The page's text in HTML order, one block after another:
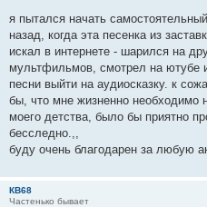
я пытался начать
назад, когда эта песенка из
искал в интернете - шарился на
мультфильмов, смотрел на ютубе
песни выйти на аудиосказку. к
бы, что мне жизненно необходимо
моего детства, было бы приятно
бесследно.,,
буду очень благодарен за любую
КВ68
Частенько бывает